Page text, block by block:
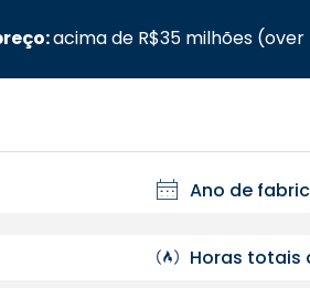
acima de R$35 milhões (over
Ano de
Horas